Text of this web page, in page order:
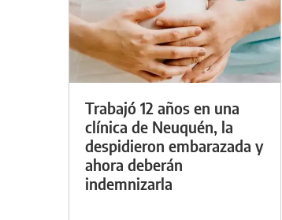
Trabajó 12 años en una
clínica de Neuquén, la
despidieron embarazada y
ahora deberán
indemnizarla